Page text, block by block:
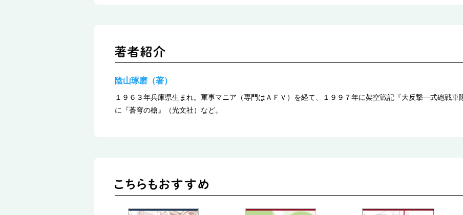
陰山琢磨（著）
１９６３年兵庫県生まれ。軍事マニア（専門はＡＦＶ）を経て、１９９７年に架空戦記『大反撃一式砲戦
に『蒼穹の槍』（光文社）など。